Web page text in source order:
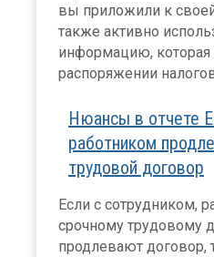
вы приложили к
также активно
информацию, которая
распоряжении
Нюансы в отчете
работником
трудовой договор
Если с сотрудником,
срочному трудовому
продлевают